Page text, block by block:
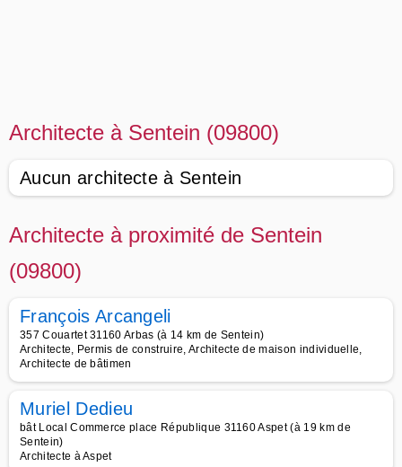
Architecte à Sentein (09800)
Aucun architecte à Sentein
Architecte à proximité de Sentein
(09800)
François Arcangeli
357 Couartet 31160 Arbas (à 14 km de Sentein)
Architecte, Permis de construire, Architecte de maison individuelle,
Architecte de bâtimen
Muriel Dedieu
bât Local Commerce place République 31160 Aspet (à 19 km de
Sentein)
Architecte à Aspet